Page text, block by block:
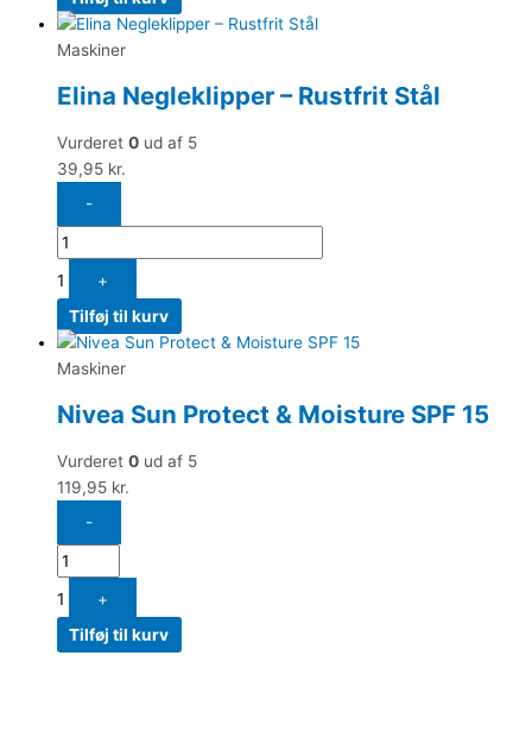
Maskiner
Elina Negleklipper – Rustfrit Stål
Vurderet 0 ud af 5
39,95 kr.
-
1
+
Tilføj til kurv
Maskiner
Nivea Sun Protect & Moisture SPF 15
Vurderet 0 ud af 5
119,95 kr.
-
1
+
Tilføj til kurv